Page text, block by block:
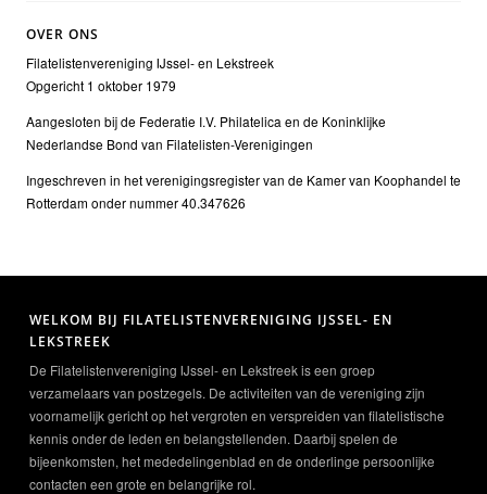
OVER ONS
Filatelistenvereniging IJssel- en Lekstreek
Opgericht 1 oktober 1979
Aangesloten bij de Federatie I.V. Philatelica en de Koninklijke
Nederlandse Bond van Filatelisten-Verenigingen
Ingeschreven in het verenigingsregister van de Kamer van Koophandel te
Rotterdam onder nummer 40.347626
WELKOM BIJ FILATELISTENVERENIGING IJSSEL- EN
LEKSTREEK
De Filatelistenvereniging IJssel- en Lekstreek is een groep
verzamelaars van postzegels. De activiteiten van de vereniging zijn
voornamelijk gericht op het vergroten en verspreiden van filatelistische
kennis onder de leden en belangstellenden. Daarbij spelen de
bijeenkomsten, het mededelingenblad en de onderlinge persoonlijke
contacten een grote en belangrijke rol.